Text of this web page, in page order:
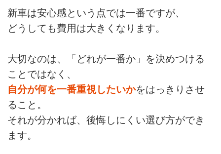
新車は安心感という点では一番ですが、
どうしても費用は大きくなります。
大切なのは、「どれが一番か」を決めつける
ことではなく、
自分が何を一番重視したいかをはっきりさせ
ること。
それが分かれば、後悔しにくい選び方ができ
ます。